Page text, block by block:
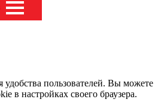
пользователей. Вы можете
в настройках своего браузера.